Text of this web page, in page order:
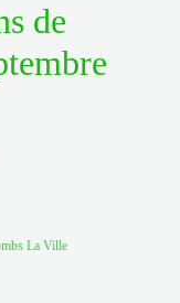
de
La Ville